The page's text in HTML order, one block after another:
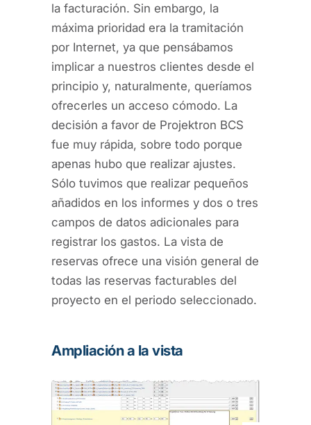
la facturación. Sin embargo, la
máxima prioridad era la tramitación
por Internet, ya que pensábamos
implicar a nuestros clientes desde el
principio y, naturalmente, queríamos
ofrecerles un acceso cómodo. La
decisión a favor de Projektron BCS
fue muy rápida, sobre todo porque
apenas hubo que realizar ajustes.
Sólo tuvimos que realizar pequeños
añadidos en los informes y dos o tres
campos de datos adicionales para
registrar los gastos. La vista de
reservas ofrece una visión general de
todas las reservas facturables del
proyecto en el periodo seleccionado.
Ampliación a la vista